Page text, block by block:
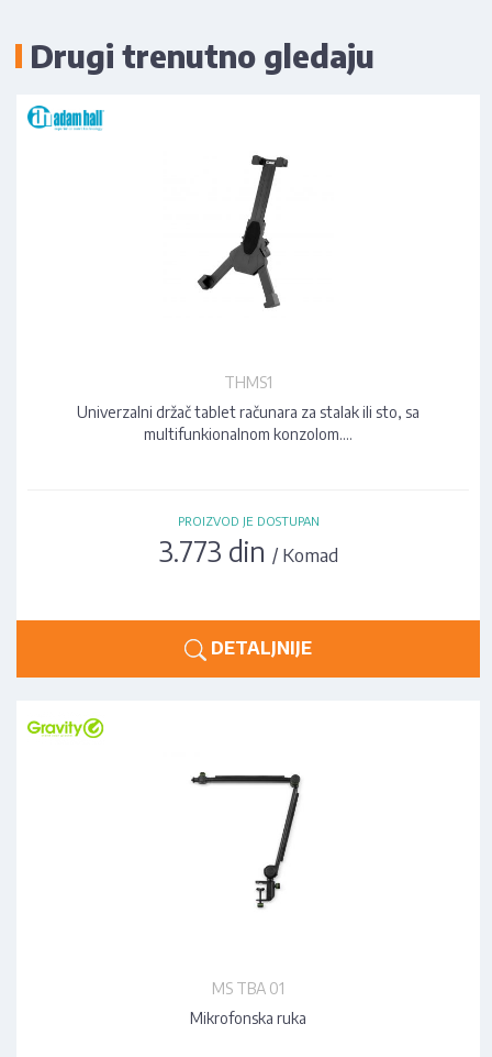
Drugi trenutno gledaju
THMS1
Univerzalni držač tablet računara za stalak ili sto, sa
multifunkionalnom konzolom.…
PROIZVOD JE DOSTUPAN
3.773 din / Komad
DETALJNIJE
MS TBA 01
Mikrofonska ruka